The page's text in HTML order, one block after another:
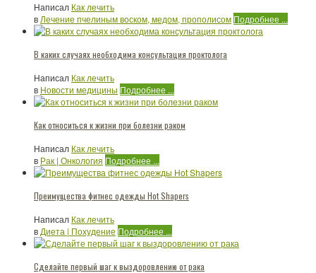
Написал Как лечить
в Лечение пчелиным воском, медом, прополисом Подробнее ...
В каких случаях необходима консультация проктолога
Написал Как лечить
в Новости медицины Подробнее ...
Как относиться к жизни при болезни раком
Написал Как лечить
в Рак | Онкология Подробнее ...
Преимущества фитнес одежды Hot Shapers
Написал Как лечить
в Диета | Похудение Подробнее ...
Сделайте первый шаг к выздоровлению от рака